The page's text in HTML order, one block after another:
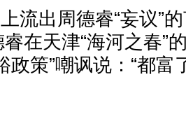
流出周德睿“妄议”
在天津“海河之春”
政策”嘲讽说：“都